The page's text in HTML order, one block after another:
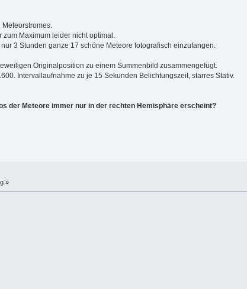
Maximum leider nicht optimal.
3 Stunden ganze 17 schöne Meteore fotografisch einzufangen.
Originalposition zu einem Summenbild zusammengefügt.
Intervallaufnahme zu je 15 Sekunden Belichtungszeit, starres Stativ.
der Meteore immer nur in der rechten Hemisphäre erscheint?
»